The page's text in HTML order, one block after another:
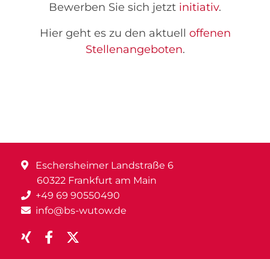
Bewerben Sie sich jetzt initiativ.
Hier geht es zu den aktuell offenen
Stellenangeboten.
Eschersheimer Landstraße 6
60322 Frankfurt am Main
+49 69 90550490
info@bs-wutow.de